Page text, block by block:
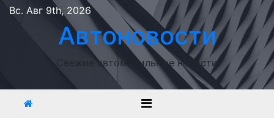
Перейти
содержимому
Вс. Авг 9th, 2026
Автоновости
Свежие автомобильные новости